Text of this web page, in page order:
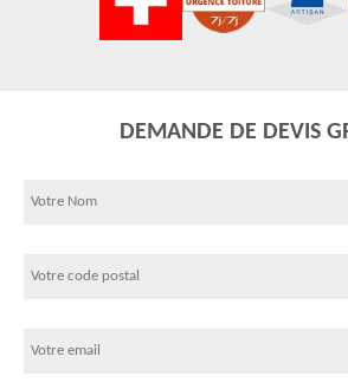
DEMANDE DE DEVIS